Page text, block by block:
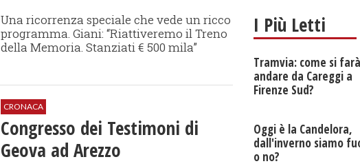
Una ricorrenza speciale che vede un ricco
programma. Giani: “Riattiveremo il Treno
della Memoria. Stanziati € 500 mila”
CRONACA
Congresso dei Testimoni di
Geova ad Arezzo
I Più Letti
Tramvia: come si
andare da Careggi a
Firenze Sud?
Oggi è la Candelora,
dall'inverno siamo
o no?